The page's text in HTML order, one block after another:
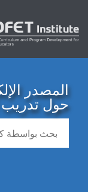
المصدر
حول تدريب